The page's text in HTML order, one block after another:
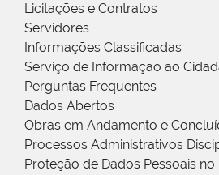
Licitações e Contratos
Servidores
Informações Classificadas
Serviço de Informação ao
Perguntas Frequentes
Dados Abertos
Obras em Andamento e
Processos Administrativos
Proteção de Dados Pessoais no